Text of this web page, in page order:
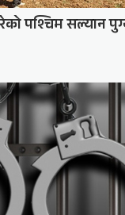
पश्चिम सल्यान